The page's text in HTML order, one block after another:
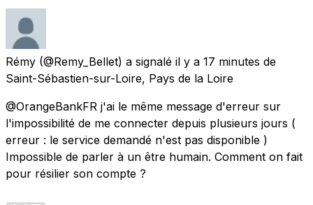
Rémy (@Remy_Bellet) a signalé il y a 17 minutes de
Saint-Sébastien-sur-Loire, Pays de la Loire
@OrangeBankFR j'ai le même message d'erreur sur
l'impossibilité de me connecter depuis plusieurs jours (
erreur : le service demandé n'est pas disponible )
Impossible de parler à un être humain. Comment on fait
pour résilier son compte ?